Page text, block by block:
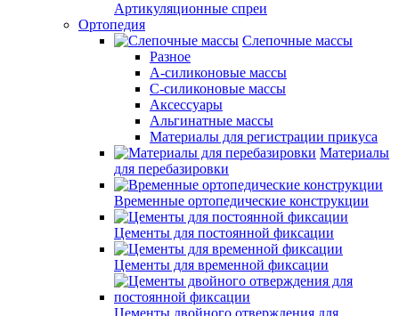
Артикуляционные спреи
Ортопедия
Слепочные массы
Разное
А-силиконовые массы
С-силиконовые массы
Аксессуары
Альгинатные массы
Материалы для регистрации прикуса
Материалы
для перебазировки
Временные ортопедические конструкции
Цементы для постоянной фиксации
Цементы для временной фиксации
Цементы двойного отверждения для